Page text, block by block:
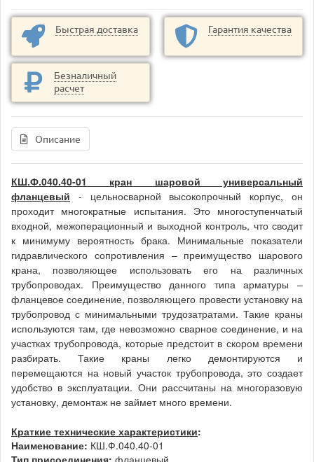
Быстрая доставка Гарантия качества
Безналичный
расчет
Описание
КШ.Ф.040.40-01
кран шаровой универсальный
фланцевый - цельносварной высокопрочный корпус, он
проходит многократные испытания. Это многоступенчатый
входной, межоперационный и выходной контроль, что сводит
к минимуму вероятность брака. Минимальные показатели
гидравлического сопротивления – преимущество шарового
крана, позволяющее использовать его на различных
трубопроводах. Преимущество данного типа арматуры –
фланцевое соединение, позволяющего провести установку на
трубопровод с минимальными трудозатратами. Такие краны
используются там, где невозможно сварное соединение, и на
участках трубопровода, которые предстоит в скором времени
разбирать. Такие краны легко демонтируются и
перемещаются на новый участок трубопровода, это создает
удобство в эксплуатации. Они рассчитаны на многоразовую
установку, демонтаж не займет много времени.
Краткие технические характеристики:
Наименование: КШ.Ф.040.40-01